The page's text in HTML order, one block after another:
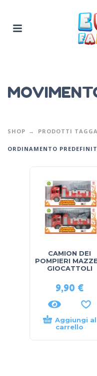
SHOP PRODOTTI
ORDINAMENTO
CAMION DEI
POMPIERI
GIOCATTOLI
9,90 €
Aggiungi al
carrello